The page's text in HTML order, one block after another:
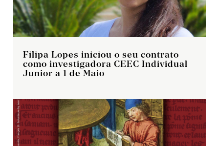
Filipa Lopes iniciou o seu contrato
como investigadora CEEC Individual
Junior a 1 de Maio